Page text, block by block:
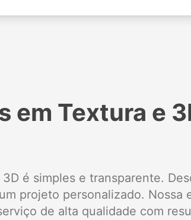
em Textura e
é simples e transparente.
projeto personalizado. Nossa
de alta qualidade com